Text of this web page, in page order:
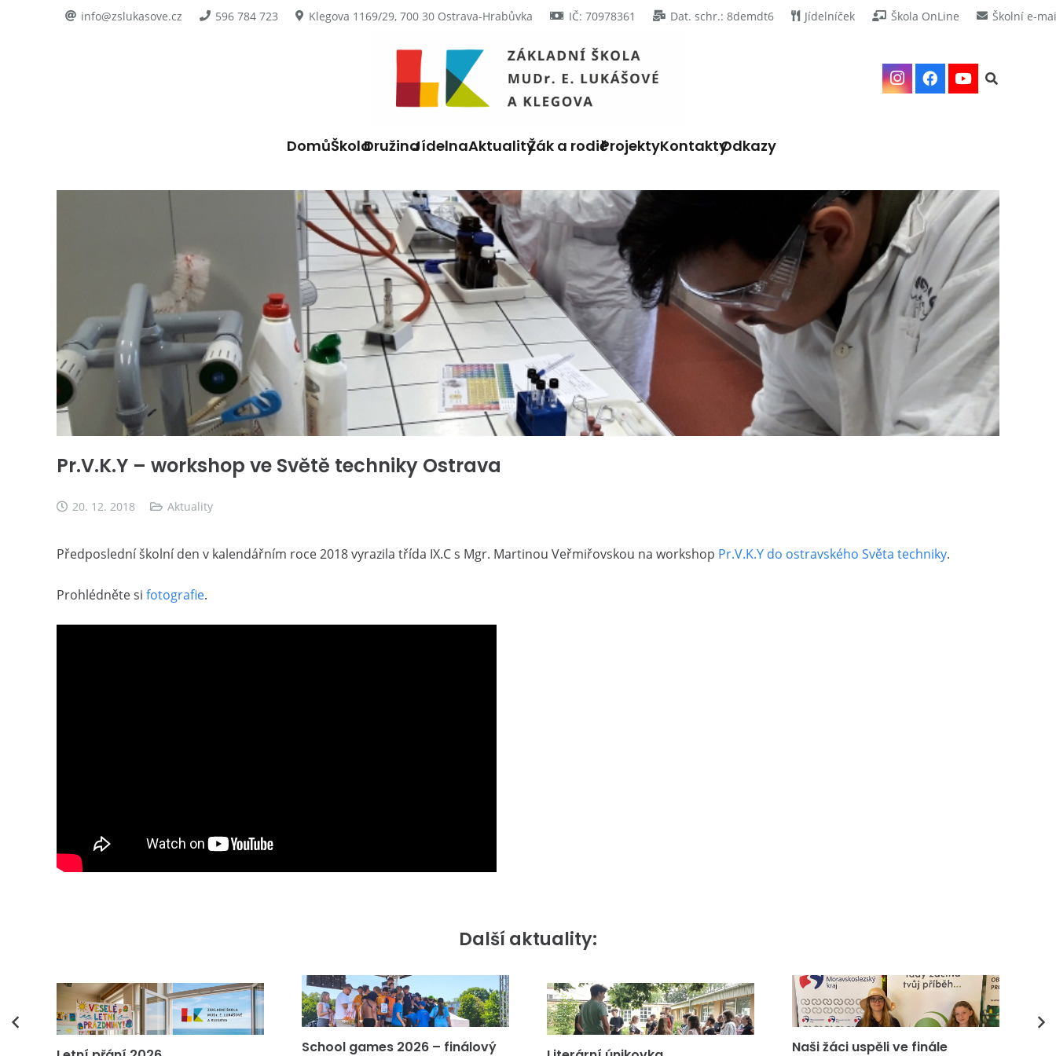
info@zslukasove.cz 596 784 723 Klegova 1169/29, 700 30 Ostrava-Hrabůvka IČ: 70978361 Dat. schr.: 8demdt6 Jídelníček Škola OnLine Školní e-
DomůŠkolaDružinaJídelnaAktualityŽák a rodičProjektyKontaktyOdkazy
Pr.V.K.Y – workshop ve Světě techniky Ostrava
20. 12. 2018 Aktuality
Předposlední školní den v kalendářním roce 2018 vyrazila třída IX.C s Mgr. Martinou Veřmiřovskou na workshop Pr.V.K.Y do ostravského Světa techniky.
Prohlédněte si fotografie.
Další aktuality:
School games 2026 – finálový
Naši žáci uspěli ve finále